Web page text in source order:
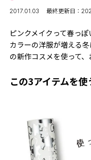
TikTok
Instagram
YouTube
ゲッターズ飯田
MISS
バックナンバー
INFORMATION
Seventeen
2017.01.03 最終更新日：
ピンクメイクって春っ
カラーの洋服が増える
の新作コスメを使って、
この3アイテムを使